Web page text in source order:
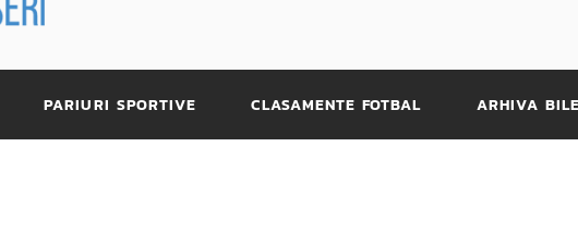
PARIURI SPORTIVE CLASAMENTE FOTBAL ARHIVA